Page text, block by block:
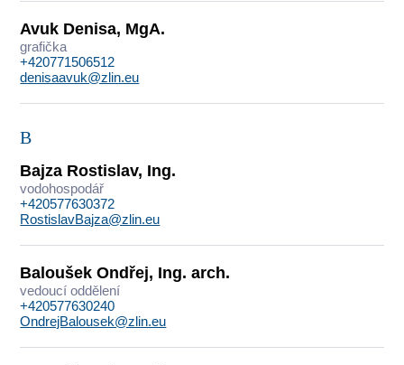
Avuk Denisa, MgA.
grafička
+420771506512
denisaavuk@zlin.eu
B
Bajza Rostislav, Ing.
vodohospodář
+420577630372
RostislavBajza@zlin.eu
Baloušek Ondřej, Ing. arch.
vedoucí oddělení
+420577630240
OndrejBalousek@zlin.eu